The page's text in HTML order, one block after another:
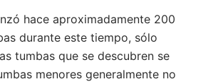
hace aproximadamente 200
durante este tiempo, sólo
tumbas que se descubren se
menores generalmente no